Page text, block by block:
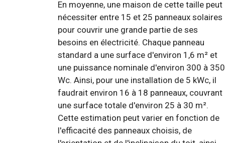
En moyenne, une maison de cette taille peut
nécessiter entre 15 et 25 panneaux solaires
pour couvrir une grande partie de ses
besoins en électricité. Chaque panneau
standard a une surface d'environ 1,6 m² et
une puissance nominale d'environ 300 à 350
Wc. Ainsi, pour une installation de 5 kWc, il
faudrait environ 16 à 18 panneaux, couvrant
une surface totale d'environ 25 à 30 m².
Cette estimation peut varier en fonction de
l'efficacité des panneaux choisis, de